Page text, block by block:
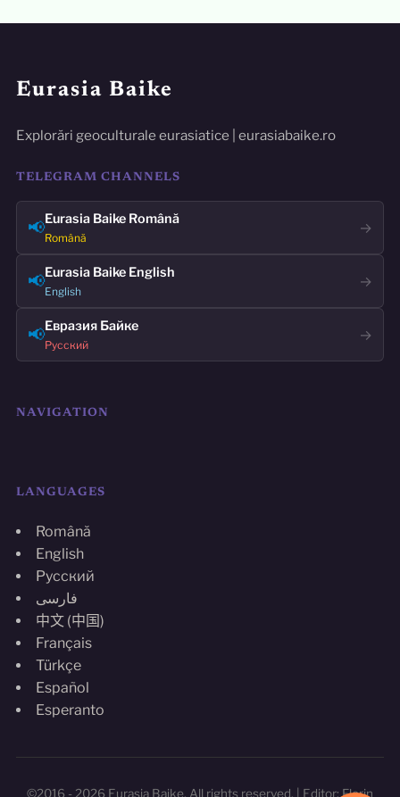
Eurasia Baike
Explorări geoculturale eurasiatice | eurasiabaike.ro
TELEGRAM CHANNELS
📢Eurasia Baike Română
Română
→
📢Eurasia Baike English
English
→
📢Евразия Байке
Русский
→
NAVIGATION
LANGUAGES
Română
English
Русский
فارسی
中文 (中国)
Français
Türkçe
Español
Esperanto
©2016 - 2026 Eurasia Baike. All rights reserved. | Editor: Florin